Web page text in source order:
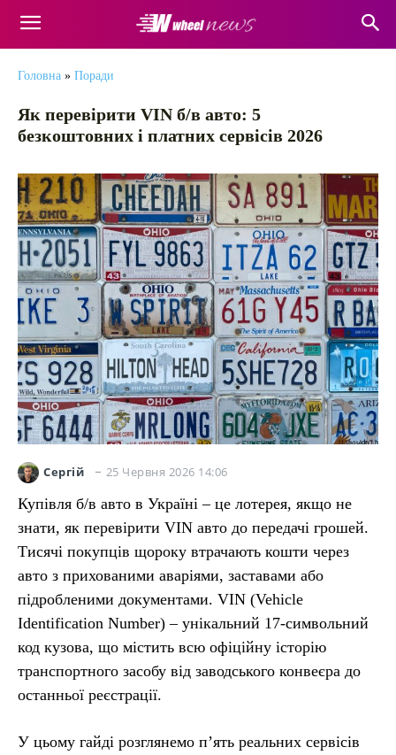
Головна » Поради
Як перевірити VIN б/в авто: 5
безкоштовних і платних сервісів 2026
Сергій 25 Червня 2026 14:06
Купівля б/в авто в Україні – це лотерея, якщо не
знати, як перевірити VIN авто до передачі грошей.
Тисячі покупців щороку втрачають кошти через
авто з прихованими аваріями, заставами або
підробленими документами. VIN (Vehicle
Identification Number) – унікальний 17-символьний
код кузова, що містить всю офіційну історію
транспортного засобу від заводського конвеєра до
останньої реєстрації.
У цьому гайді розглянемо п’ять реальних сервісів